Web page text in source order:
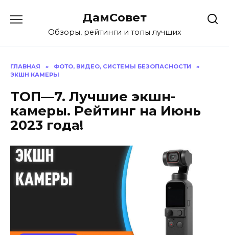
содержанию
ДамСовет
Обзоры, рейтинги и топы лучших
ГЛАВНАЯ » ФОТО, ВИДЕО, СИСТЕМЫ БЕЗОПАСНОСТИ
»
ЭКШН КАМЕРЫ
ТОП—7. Лучшие экшн-
камеры. Рейтинг на Июнь
2023 года!